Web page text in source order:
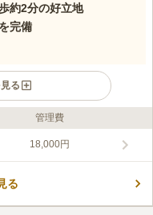
約2分の好立地
完備
る
春日駅」から徒歩２分と、両
所あり明るいラウンジ風のフ
管理費
18,000円
る